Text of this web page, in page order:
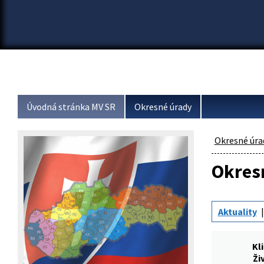
Úvodná stránka MV SR Okresné úrady
Okresné
Aktuality